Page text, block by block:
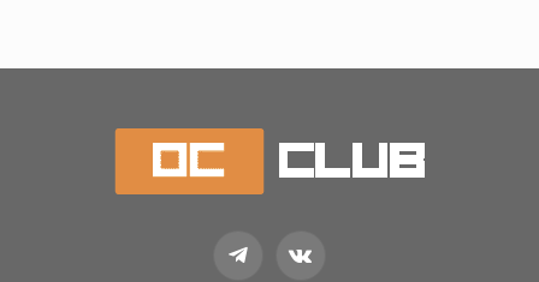
TelegramVKontakte